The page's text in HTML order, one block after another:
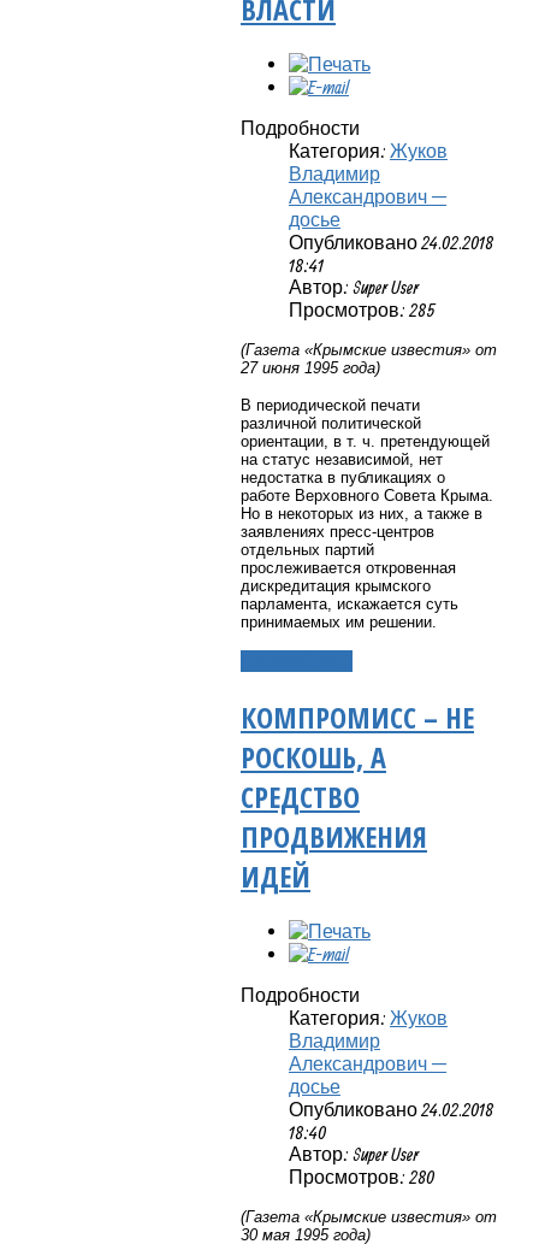
ВЛАСТИ
Подробности
Категория: Жуков
Владимир
Александрович —
досье
Опубликовано 24.02.2018
18:41
Автор: Super User
Просмотров: 285
(Газета «Крымские известия» от
27 июня 1995 года)
В периодической печати
различной политической
ориентации, в т. ч. претендующей
на статус независимой, нет
недостатка в публикациях о
работе Верховного Совета Крыма.
Но в некоторых из них, а также в
заявлениях пресс-центров
отдельных партий
прослеживается откровенная
дискредитация крымского
парламента, искажается суть
принимаемых им решении.
КОМПРОМИСС – НЕ
РОСКОШЬ, А
СРЕДСТВО
ПРОДВИЖЕНИЯ
ИДЕЙ
Подробности
Категория: Жуков
Владимир
Александрович —
досье
Опубликовано 24.02.2018
18:40
Автор: Super User
Просмотров: 280
(Газета «Крымские известия» от
30 мая 1995 года)